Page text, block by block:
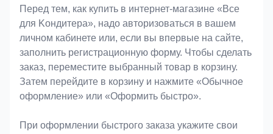
Оформление заказа
Перед тем, как купить в интернет-магазине «Bce
для Koндитeрa», надо авторизоваться в вашем
личном кабинете или, если вы впервые на сайте,
заполнить регистрационную форму. Чтобы сделать
заказ, переместите выбранный товар в корзину.
Затем перейдите в корзину и нажмите «Обычное
оформление» или «Оформить быстро».
При оформлении быстрого заказа укажите свои